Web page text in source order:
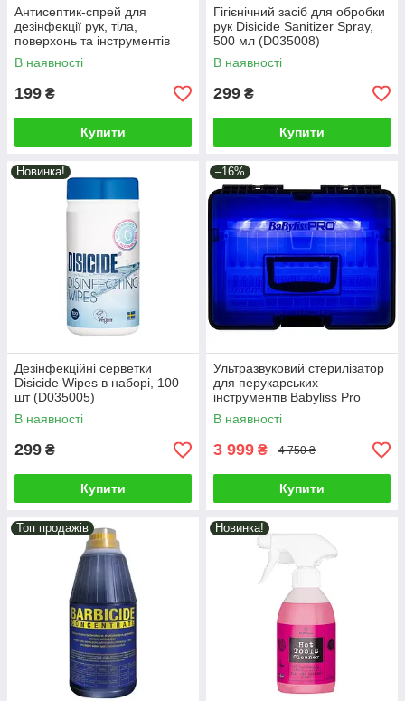
Антисептик-спрей для
дезінфекції рук, тіла,
поверхонь та інструментів
Disicide, 300 мл (D035036)
В наявності
199 ₴
Купити
Гігієнічний засіб для обробки
рук Disicide Sanitizer Spray,
500 мл (D035008)
В наявності
299 ₴
Купити
Новинка!
Дезінфекційні серветки
Disicide Wipes в наборі, 100
шт (D035005)
В наявності
299 ₴
Купити
–16%
Ультразвуковий стерилізатор
для перукарських
інструментів Babyliss Pro
Barber Sonic (BDISBOXE)
В наявності
3 999 ₴ 4 750 ₴
Купити
Топ продажів Новинка!